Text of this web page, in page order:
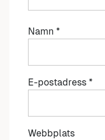
Namn *
E-postadress *
Webbplats